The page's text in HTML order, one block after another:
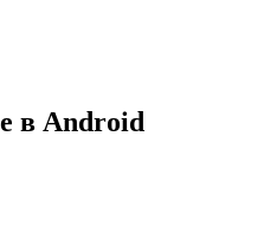
в Android